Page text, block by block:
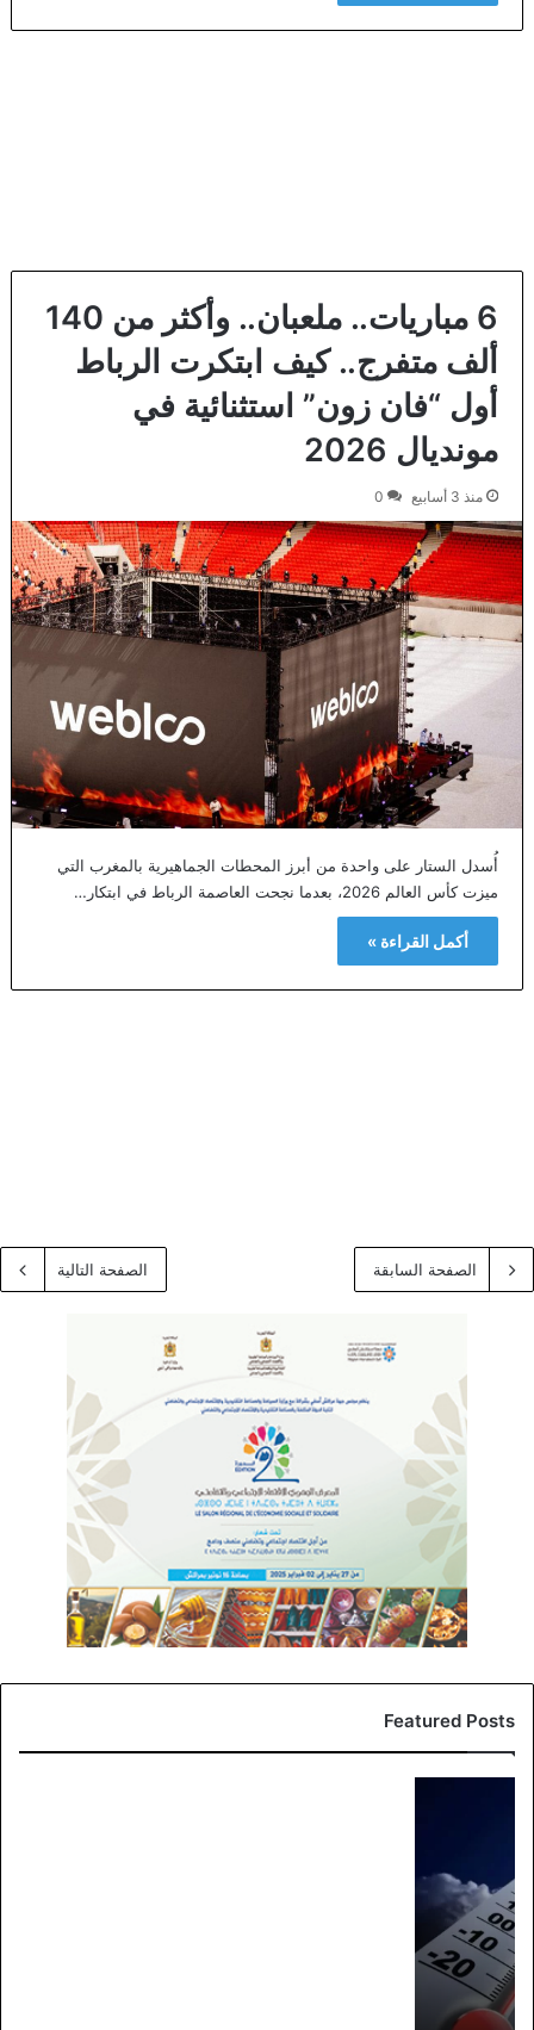
6 مباريات.. ملعبان.. وأكثر من 140
ألف متفرج.. كيف ابتكرت الرباط
أول “فان زون” استثنائية في
مونديال 2026
منذ 3 أسابيع 0
أُسدل الستار على واحدة من أبرز المحطات الجماهيرية بالمغرب التي
ميزت كأس العالم 2026، بعدما نجحت العاصمة الرباط في ابتكار…
أكمل القراءة »
الصفحة السابقة الصفحة التالية
Featured Posts